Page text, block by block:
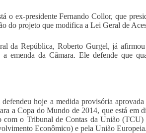
o ex-presidente Fernando Collor, que
do projeto que modifica a Lei Geral de
da República, Roberto Gurgel, já
a emenda da Câmara. Ele defende que
defendeu hoje a medida provisória
a Copa do Mundo de 2014, que está em
com o Tribunal de Contas da União
Econômico) e pela União Europeia.